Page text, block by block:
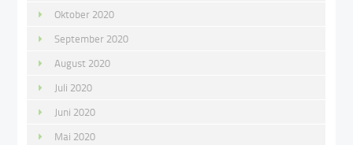
Oktober 2020
September 2020
August 2020
Juli 2020
Juni 2020
Mai 2020